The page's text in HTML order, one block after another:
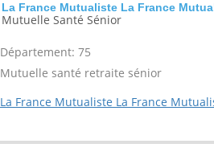
La France Mutualiste La France
Mutuelle Santé Sénior
Département: 75
Mutuelle santé retraite sénior
La France Mutualiste La France